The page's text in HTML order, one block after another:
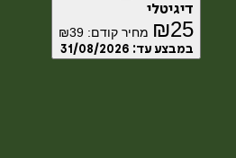
דיגיטלי
₪25 מחיר קודם: ₪39
במבצע עד: 31/08/2026